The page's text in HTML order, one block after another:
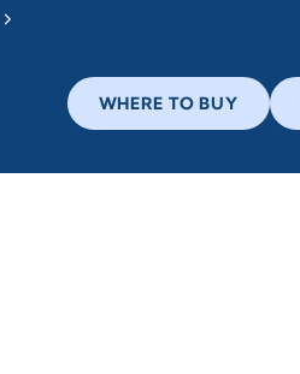
WHERE TO BUY